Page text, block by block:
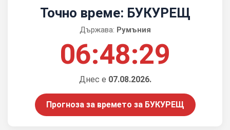
Точно време: БУКУРЕЩ
Държава: Румъния
06:48:29
Днес е 07.08.2026.
Прогноза за времето за БУКУРЕЩ